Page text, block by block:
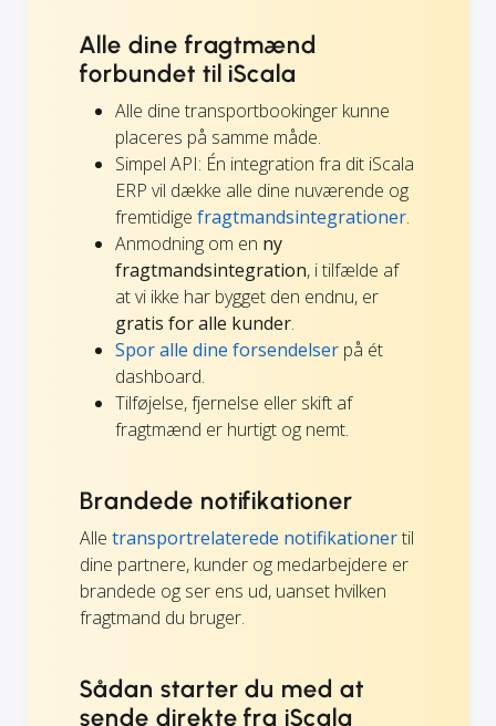
Alle dine fragtmænd
forbundet til iScala
Alle dine transportbookinger kunne
placeres på samme måde.
Simpel API: Én integration fra dit iScala
ERP vil dække alle dine nuværende og
fremtidige fragtmandsintegrationer.
Anmodning om en ny
fragtmandsintegration, i tilfælde af
at vi ikke har bygget den endnu, er
gratis for alle kunder.
Spor alle dine forsendelser på ét
dashboard.
Tilføjelse, fjernelse eller skift af
fragtmænd er hurtigt og nemt.
Brandede notifikationer
Alle transportrelaterede notifikationertil
dine partnere, kunder og medarbejdere er
brandede og ser ens ud, uanset hvilken
fragtmand du bruger.
Sådan starter du med at
sende direkte fra iScala